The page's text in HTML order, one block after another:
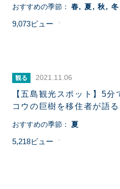
おすすめの季節： 春 夏 秋 冬
9,073
観る 2021.11.06
【五島観光スポット】5
コウの巨樹を移住者が語
おすすめの季節： 夏
5,218